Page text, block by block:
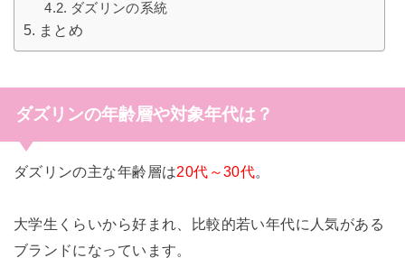
ダズリンの系統
まとめ
ダズリンの年齢層や対象年代は？
ダズリンの主な年齢層は20代～30代。
大学生くらいから好まれ、
比較的若い年代に人気がある
ブランドになっています。